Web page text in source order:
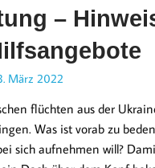
–
März 2022
flüchten aus der
Was ist vorab zu
sich aufnehmen will?